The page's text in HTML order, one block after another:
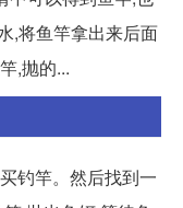
,将鱼竿拿出来后面
,抛的...
钓竿。然后找到一